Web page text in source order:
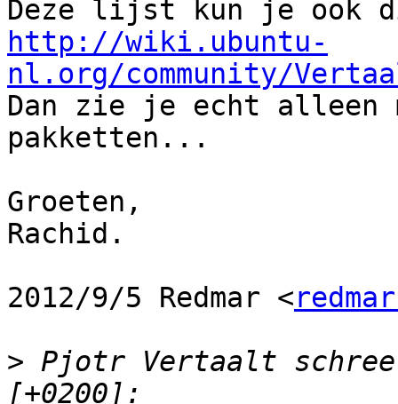
http://wiki.ubuntu-
nl.org/community/
Dan zie je echt alleen
pakketten...
Groeten,
Rachid.
2012/9/5 Redmar <
> Pjotr Vertaalt schreef